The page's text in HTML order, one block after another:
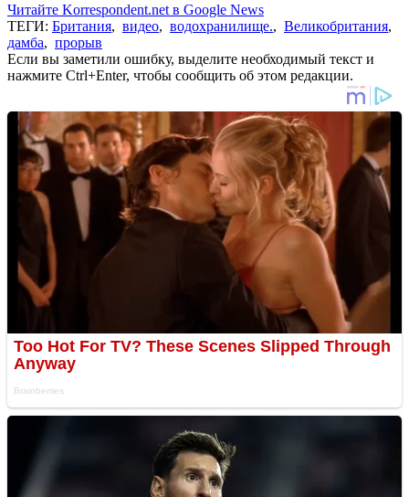
Читайте Korrespondent.net в Google News
ТЕГИ: Британия, видео, водохранилище., Великобритания,
дамба, прорыв
Если вы заметили ошибку, выделите необходимый текст и
нажмите Ctrl+Enter, чтобы сообщить об этом редакции.